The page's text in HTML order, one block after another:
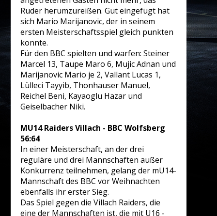
Ruder herumzureißen. Gut eingefügt hat
sich Mario Marijanovic, der in seinem
ersten Meisterschaftsspiel gleich punkten
konnte.
Für den BBC spielten und warfen: Steiner
Marcel 13, Taupe Maro 6, Mujic Adnan und
Marijanovic Mario je 2, Vallant Lucas 1,
Lülleci Tayyib, Thonhauser Manuel,
Reichel Beni, Kayaoglu Hazar und
Geiselbacher Niki.
MU14 Raiders Villach - BBC Wolfsberg
56:64
In einer Meisterschaft, an der drei
reguläre und drei Mannschaften außer
Konkurrenz teilnehmen, gelang der mU14-
Mannschaft des BBC vor Weihnachten
ebenfalls ihr erster Sieg.
Das Spiel gegen die Villach Raiders, die
eine der Mannschaften ist, die mit U16 -